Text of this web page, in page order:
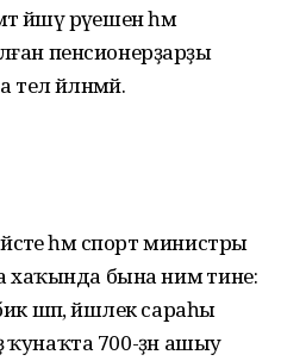
йәшәү рәүешен һәм
пенсионерҙарҙы
әйләнмәй.
һәм спорт министры
хаҡында бына нимә тине:
шәп, йәшлек сараһы
ҡунаҡта 700-ҙән ашыу